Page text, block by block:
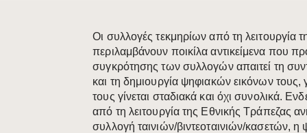
Οι συλλογές τεκμηρίων από τη λειτουργία
περιλαμβάνουν ποικίλα αντικείμενα που
συγκρότησης των συλλογών απαιτεί τη
και τη δημιουργία ψηφιακών εικόνων τους,
τους γίνεται σταδιακά και όχι συνο​λικά.
από τη λειτουργία της Εθνικής Τράπεζας
συλλογή ταινιών/βιντεοταινιών/κασετών,